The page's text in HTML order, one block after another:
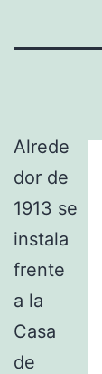
Alrede
dor de
1913 se
instala
frente
a la
Casa
de